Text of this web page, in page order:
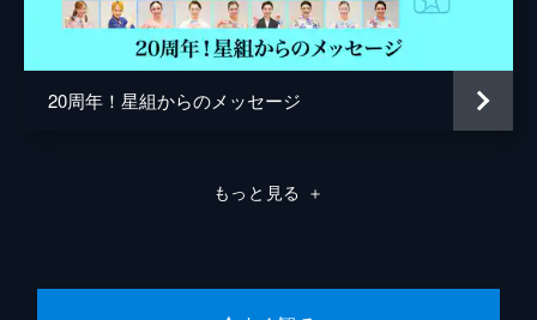
20周年！星組からのメッセージ
もっと見る ＋